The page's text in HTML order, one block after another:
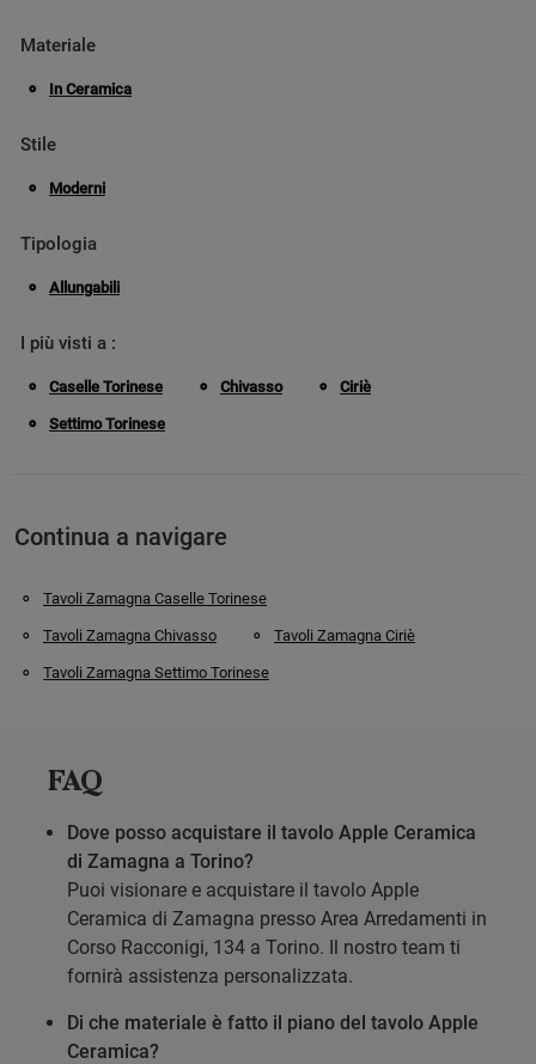
Materiale
In Ceramica
Stile
Moderni
Tipologia
Allungabili
I più visti a :
Caselle Torinese Chivasso Ciriè
Settimo Torinese
Continua a navigare
Tavoli Zamagna Caselle Torinese
Tavoli Zamagna Chivasso Tavoli Zamagna Ciriè
Tavoli Zamagna Settimo Torinese
FAQ
Dove posso acquistare il tavolo Apple Ceramica
di Zamagna a Torino?
Puoi visionare e acquistare il tavolo Apple
Ceramica di Zamagna presso Area Arredamenti in
Corso Racconigi, 134 a Torino. Il nostro team ti
fornirà assistenza personalizzata.
Di che materiale è fatto il piano del tavolo Apple
Ceramica?